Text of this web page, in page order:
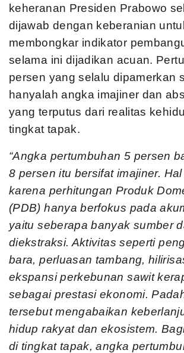
keheranan Presiden Prabowo
dijawab dengan keberanian
membongkar indikator
selama ini dijadikan acuan.
persen yang selalu dipamerkan
hanyalah angka imajiner dan
yang terputus dari realitas
tingkat tapak.
“Angka pertumbuhan 5 persen
8 persen itu bersifat imajiner.
karena perhitungan Produk
(PDB) hanya berfokus pada
yaitu seberapa banyak sumber
diekstraksi. Aktivitas seperti
bara, perluasan tambang,
ekspansi perkebunan sawit
sebagai prestasi ekonomi.
tersebut mengabaikan
hidup rakyat dan ekosistem.
di tingkat tapak, angka